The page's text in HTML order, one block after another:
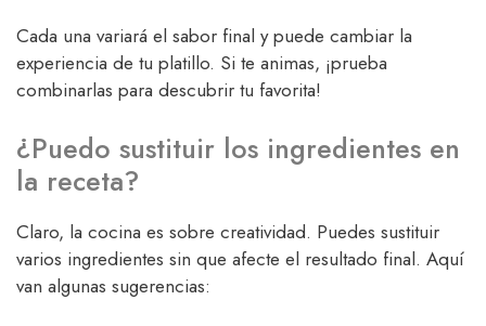
Cada una variará el sabor final y puede cambiar la
experiencia de tu platillo. Si te animas, ¡prueba
combinarlas para descubrir tu favorita!
¿Puedo sustituir los ingredientes en
la receta?
Claro, la cocina es sobre creatividad. Puedes sustituir
varios ingredientes sin que afecte el resultado final. Aquí
van algunas sugerencias: